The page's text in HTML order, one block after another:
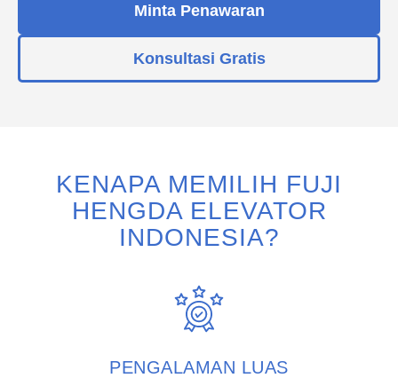
Minta Penawaran
Konsultasi Gratis
KENAPA MEMILIH FUJI
HENGDA ELEVATOR
INDONESIA?
PENGALAMAN LUAS